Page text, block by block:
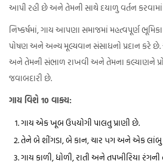
આપી રહી છે અને તેમની સાથે દયાળુ વર્તન
નિષ્કર્ષમાં, ગાય આપણા સમાજમાં મહત્વપૂર્ણ
પોષણ અને અન્ય મૂલ્યવાન સંસાધનો પ્રદાન કરે
અને તેમની સંભાળ રાખવી અને તેમના કલ્યાણને
જવાબદારી છે.
ગાય વિશે 10 વાક્ય:
ગાય એક ખૂબ ઉ૫યોગી પાલતુ પ્રાણી છે.
તેને બે શીંગડા, બે કાન, ચાર ૫ગ અને એક
ગાય કાળી, ધોળી, રાતી અને તપખીરિયા